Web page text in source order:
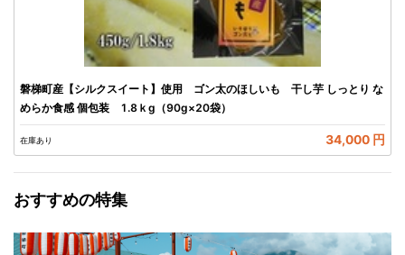
磐梯町産【シルクスイート】使用 ゴン太のほしいも 干し芋 しっとり な
めらか食感 個包装 1.8ｋg（90g×20袋）
在庫あり 34,000 円
おすすめの特集